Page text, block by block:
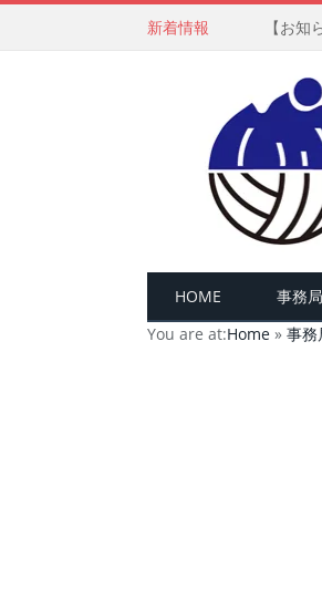
新着情報 【お
HOME 事務局
You are at:Home » 事務